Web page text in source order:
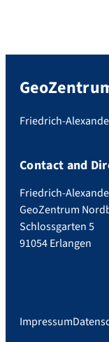
Friedrich-
Contact and
Friedrich-
GeoZentrum
Schlossgarten 5
91054 Erlangen
Impressum